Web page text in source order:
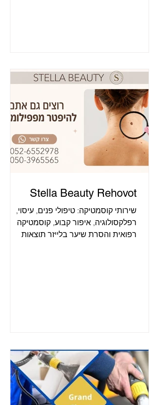
Stella Beauty Rehovot
שירותי קוסמטיקה: טיפולי פנים, עיסוי,
רפלקסולוגיה, איפור קבוע, קוסמטיקה
רפואית והסרת שיער בלייזר תוצאות